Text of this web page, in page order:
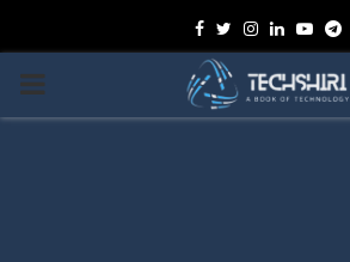
Facebook
TwitterInstagram
Linkedin
PRIMARY